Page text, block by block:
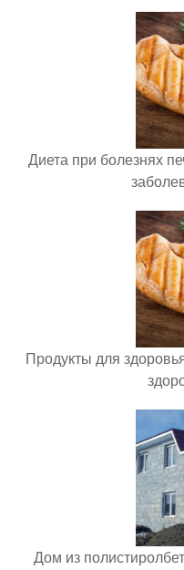
Диета при болезнях
Продукты для
Дом из